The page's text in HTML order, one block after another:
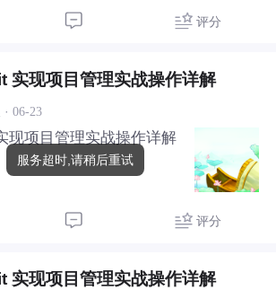
评分
实现项目管理实战操作详解
· 06-23
现项目管理实战操作详解
评分
实现项目管理实战操作详解
服务超时,请稍后重试